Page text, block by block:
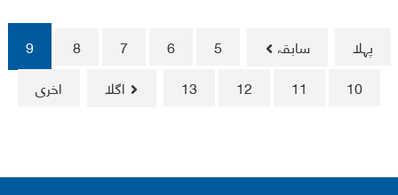
پہلا سابقہ 5
6
7
8
9
10
11
12
13 اگلا اخری